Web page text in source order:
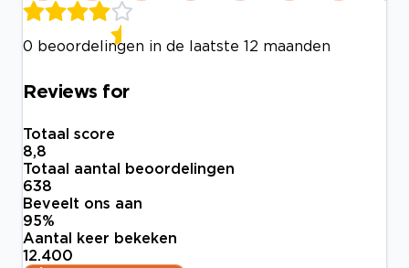
0 beoordelingen in de laatste 12 maanden
Reviews for
Totaal score
8,8
Totaal aantal beoordelingen
638
Beveelt ons aan
95%
Aantal keer bekeken
12.400